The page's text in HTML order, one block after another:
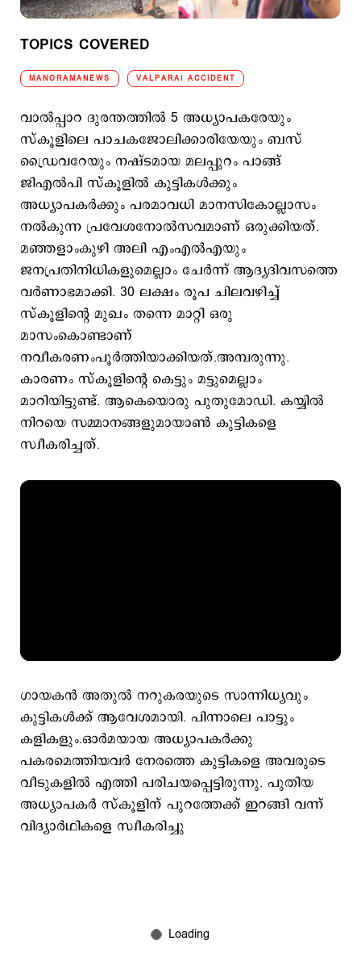
TOPICS COVERED
MANORAMANEWS VALPARAI ACCIDENT
വാൽപ്പാറ ദുരന്തത്തിൽ 5 അധ്യാപകരേയും
സ്കൂളിലെ പാചകജോലിക്കാരിയേയും ബസ്
ഡ്രൈവറേയും നഷ്ടമായ മലപ്പുറം പാങ്ങ്
ജിഎൽപി സ്കൂളിൽ കുട്ടികൾക്കും
അധ്യാപകർക്കും പരമാവധി മാനസികോല്ലാസം
നൽകുന്ന പ്രവേശനോൽസവമാണ് ഒരുക്കിയത്.
മഞ്ഞളാംകുഴി അലി എംഎൽഎയും
ജനപ്രതിനിധികളുമെല്ലാം ചേർന്ന് ആദ്യദിവസത്തെ
വർണാഭമാക്കി. 30 ലക്ഷം രൂപ ചിലവഴിച്ച്
സ്കൂളിന്റെ മുഖം തന്നെ മാറ്റി ഒരു
മാസംകൊണ്ടാണ്
നവീകരണംപൂർത്തിയാക്കിയത്.അമ്പരുന്നു.
കാരണം സ്കൂളിന്റെ കെട്ടും മട്ടുമെല്ലാം
മാറിയിട്ടുണ്ട്. ആകെയൊരു പുതുമോഡി. കയ്യിൽ
നിറയെ സമ്മാനങ്ങളുമായാൺ കുട്ടികളെ
സ്വീകരിച്ചത്.
ഗായകൻ അതുൽ നറുകരയുടെ സാന്നിധ്യവും
കുട്ടികൾക്ക് ആവേശമായി. പിന്നാലെ പാട്ടും
കളികളും.ഓർമയായ അധ്യാപകർക്കു
പകരമെത്തിയവർ നേരത്തെ കുട്ടികളെ അവരുടെ
വീടുകളിൽ എത്തി പരിചയപ്പെട്ടിരുന്നു. പുതിയ
അധ്യാപകർ സ്കൂളിന് പുറത്തേക്ക് ഇറങ്ങി വന്ന്
വിദ്യാർഥികളെ സ്വീകരിച്ചു